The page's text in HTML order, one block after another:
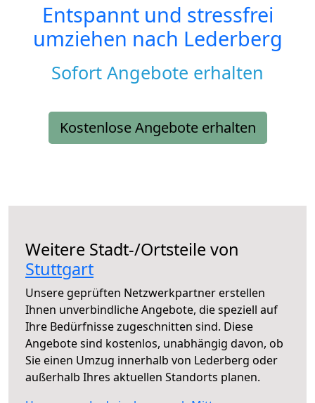
Entspannt und stressfrei
umziehen nach Lederberg
Sofort Angebote erhalten
Kostenlose Angebote erhalten
Weitere Stadt-/Ortsteile von
Stuttgart
Unsere geprüften Netzwerkpartner erstellen
Ihnen unverbindliche Angebote, die speziell auf
Ihre Bedürfnisse zugeschnitten sind. Diese
Angebote sind kostenlos, unabhängig davon, ob
Sie einen Umzug innerhalb von Lederberg oder
außerhalb Ihres aktuellen Standorts planen.